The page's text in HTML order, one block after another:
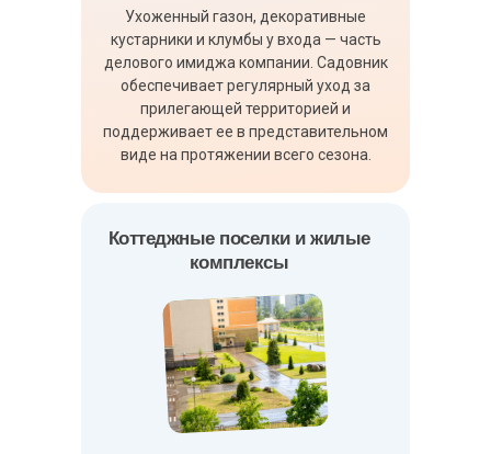
Коттеджные поселки и жилые
комплексы
Ухоженный газон, декоративные
кустарники и клумбы у входа — часть
делового имиджа компании. Садовник
обеспечивает регулярный уход за
прилегающей территорией и
поддерживает ее в представительном
виде на протяжении всего сезона.